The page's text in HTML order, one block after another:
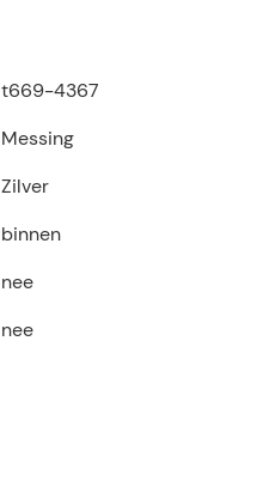
t669-4367
Messing
Zilver
binnen
nee
nee